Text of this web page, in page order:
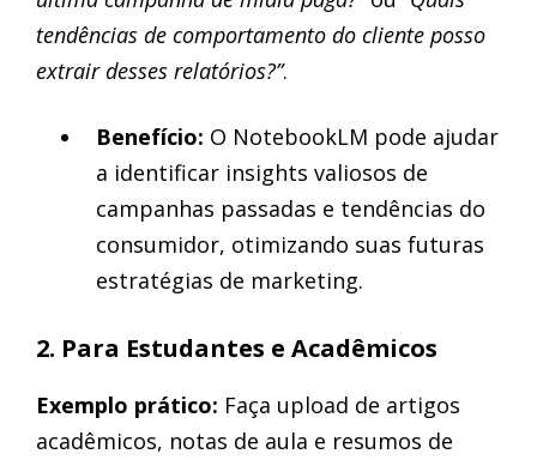
tendências de comportamento do cliente posso
extrair desses relatórios?”.
Benefício: O NotebookLM pode ajudar
a identificar insights valiosos de
campanhas passadas e tendências do
consumidor, otimizando suas futuras
estratégias de marketing.
2. Para Estudantes e Acadêmicos
Exemplo prático: Faça upload de artigos
acadêmicos, notas de aula e resumos de